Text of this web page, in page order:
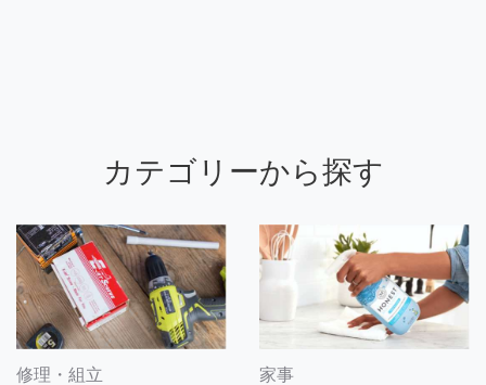
カテゴリーから探す
修理・組立 家事